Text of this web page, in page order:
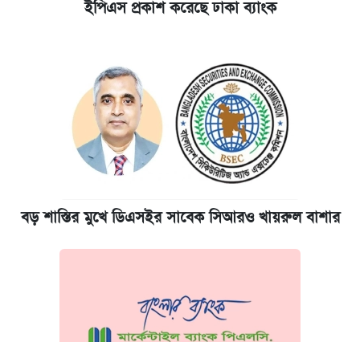
ইপিএস প্রকাশ করেছে ঢাকা ব্যাংক
বড় শাস্তির মুখে ডিএসইর সাবেক সিআরও খায়রুল বাশার